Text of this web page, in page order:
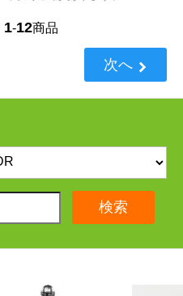
1-12商品
次へ
検索